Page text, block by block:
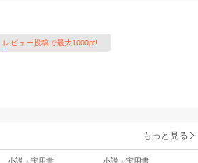
レビュー投稿で最大1000pt!
もっと見る
小説・実用書 小説・実用書